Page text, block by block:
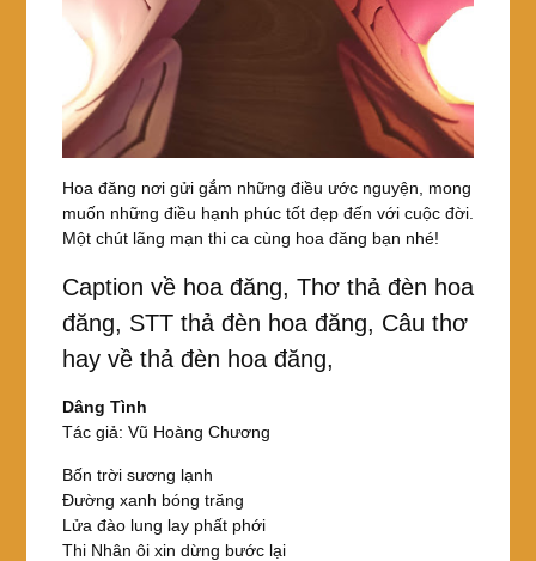
Hoa đăng nơi gửi gắm những điều ước nguyện, mong
muốn những điều hạnh phúc tốt đẹp đến với cuộc đời.
Một chút lãng mạn thi ca cùng hoa đăng bạn nhé!
Caption về hoa đăng, Thơ thả đèn hoa
đăng, STT thả đèn hoa đăng, Câu thơ
hay về thả đèn hoa đăng,
Dâng Tình
Tác giả: Vũ Hoàng Chương
Bốn trời sương lạnh
Đường xanh bóng trăng
Lửa đào lung lay phất phới
Thi Nhân ôi xin dừng bước lại